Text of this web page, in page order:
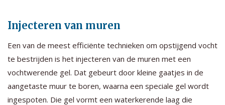
Injecteren van muren
Een van de meest efficiënte technieken om opstijgend vocht
te bestrijden is het injecteren van de muren met een
vochtwerende gel. Dat gebeurt door kleine gaatjes in de
aangetaste muur te boren, waarna een speciale gel wordt
ingespoten. Die gel vormt een waterkerende laag die